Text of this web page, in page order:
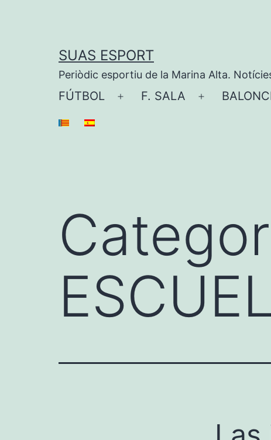
SUAS ESPORT
Periòdic esportiu de la Marina Alta.
FÚTBOL
Abrir
F. SALA
Abrir